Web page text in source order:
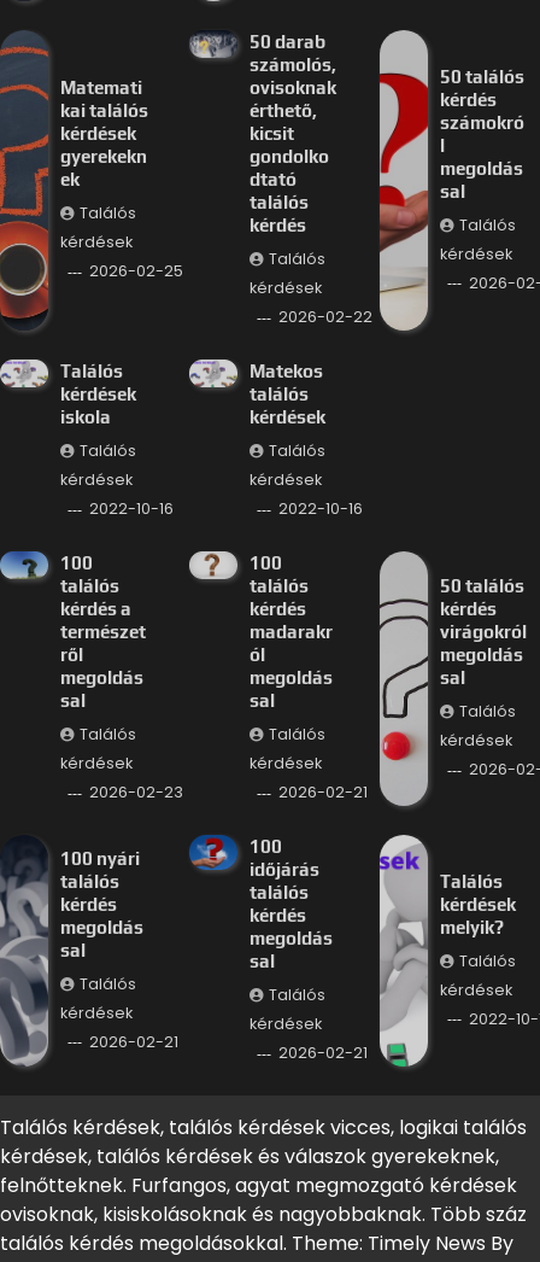
Matemati
kai találós
kérdések
gyerekekn
ek
Találós
kérdések
2026-02-25
50 darab
számolós,
ovisoknak
érthető,
kicsit
gondolko
dtató
találós
kérdés
Találós
kérdések
2026-02-22
50 találós
kérdés
számokró
l
megoldás
sal
Találós
kérdések
2026-
Találós
kérdések
iskola
Találós
kérdések
2022-10-16
Matekos
találós
kérdések
Találós
kérdések
2022-10-16
100
találós
kérdés a
természet
ről
megoldás
sal
Találós
kérdések
2026-02-23
100
találós
kérdés
madarakr
ól
megoldás
sal
Találós
kérdések
2026-02-21
50 találós
kérdés
virágokról
megoldás
sal
Találós
kérdések
2026-
100 nyári
találós
kérdés
megoldás
sal
Találós
kérdések
2026-02-21
100
időjárás
találós
kérdés
megoldás
sal
Találós
kérdések
2026-02-21
Találós
kérdések
melyik?
Találós
kérdések
2022-10-
Találós kérdések, találós kérdések vicces, logikai találós
kérdések, találós kérdések és válaszok gyerekeknek,
felnőtteknek. Furfangos, agyat megmozgató kérdések
ovisoknak, kisiskolásoknak és nagyobbaknak. Több száz
találós kérdés megoldásokkal. Theme: Timely News By